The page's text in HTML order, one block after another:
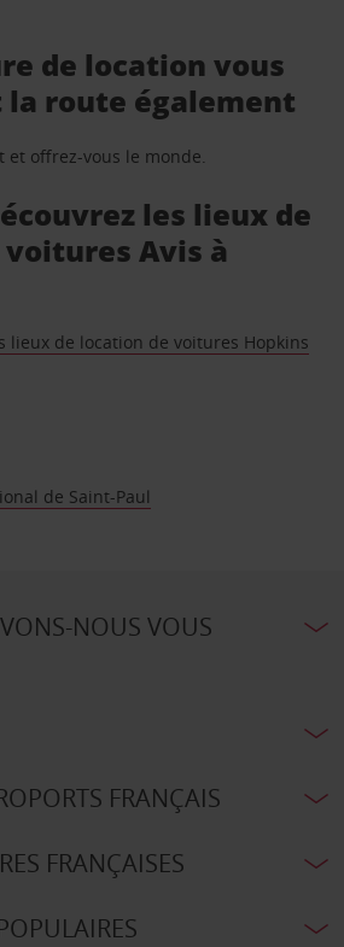
de location vous
route également
et offrez-vous le monde.
les lieux de
Avis à
lieux de location de voitures Hopkins
de Saint-Paul
NOUS VOUS
FRANÇAIS
FRANÇAISES